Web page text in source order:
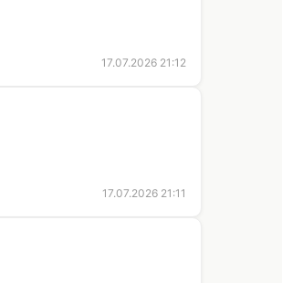
17.07.2026 21:12
17.07.2026 21:11